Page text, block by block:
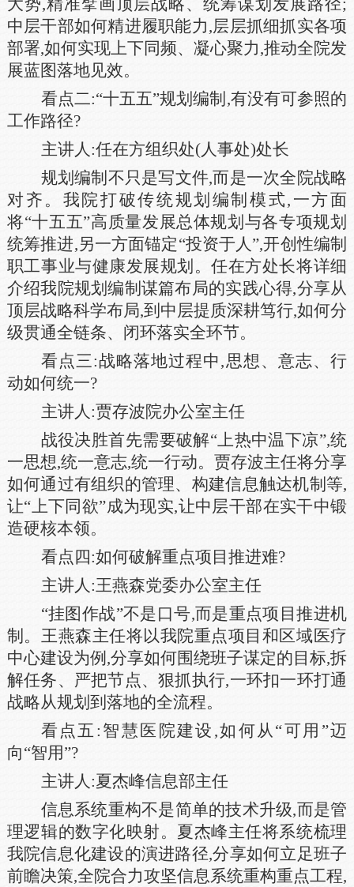
大势,精准擘画顶层战略、统筹谋划发展路径;
中层干部如何精进履职能力,层层抓细抓实各项
部署,如何实现上下同频、凝心聚力,推动全院发
展蓝图落地见效。
看点二:“十五五”规划编制,有没有可参照的
工作路径?
主讲人:任在方组织处(人事处)处长
规划编制不只是写文件,而是一次全院战略
对齐。我院打破传统规划编制模式,一方面
将“十五五”高质量发展总体规划与各专项规划
统筹推进,另一方面锚定“投资于人”,开创性编制
职工事业与健康发展规划。任在方处长将详细
介绍我院规划编制谋篇布局的实践心得,分享从
顶层战略科学布局,到中层提质深耕笃行,如何分
级贯通全链条、闭环落实全环节。
看点三:战略落地过程中,思想、意志、行
动如何统一?
主讲人:贾存波院办公室主任
战役决胜首先需要破解“上热中温下凉”,统
一思想,统一意志,统一行动。贾存波主任将分享
如何通过有组织的管理、构建信息触达机制等,
让“上下同欲”成为现实,让中层干部在实干中锻
造硬核本领。
看点四:如何破解重点项目推进难?
主讲人:王燕森党委办公室主任
“挂图作战”不是口号,而是重点项目推进机
制。王燕森主任将以我院重点项目和区域医疗
中心建设为例,分享如何围绕班子谋定的目标,拆
解任务、严把节点、狠抓执行,一环扣一环打通
战略从规划到落地的全流程。
看点五:智慧医院建设,如何从“可用”迈
向“智用”?
主讲人:夏杰峰信息部主任
信息系统重构不是简单的技术升级,而是管
理逻辑的数字化映射。夏杰峰主任将系统梳理
我院信息化建设的演进路径,分享如何立足班子
前瞻决策,全院合力攻坚信息系统重构重点工程,